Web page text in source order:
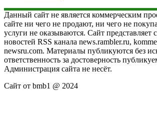
Данный сайт не является коммерческим
сайте ни чего не продают, ни чего не
услуги не оказываются. Сайт представляет
новостей RSS канала news.rambler.ru,
newsru.com. Материалы публикуются без
ответственность за достоверность
Администрация сайта не несёт.
Сайт от bmb1 @ 2024